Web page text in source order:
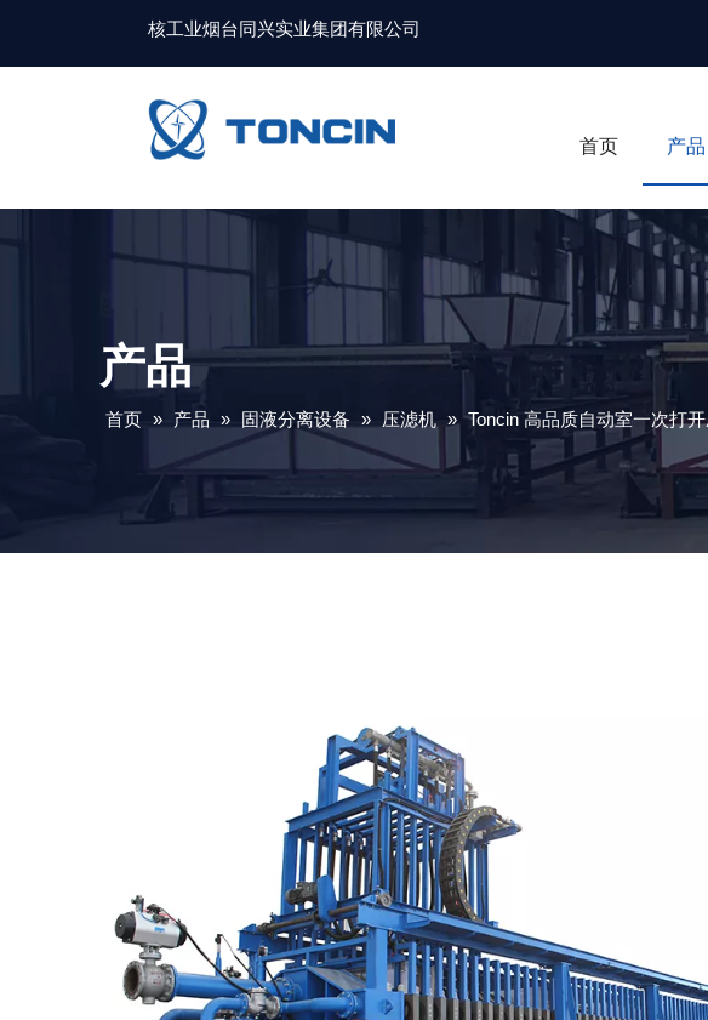
核工业烟台同兴实业集团有限公司
首页 产品
产品
首页 » 产品 » 固液分离设备 » 压滤机 » Toncin 高品质自动室一次打